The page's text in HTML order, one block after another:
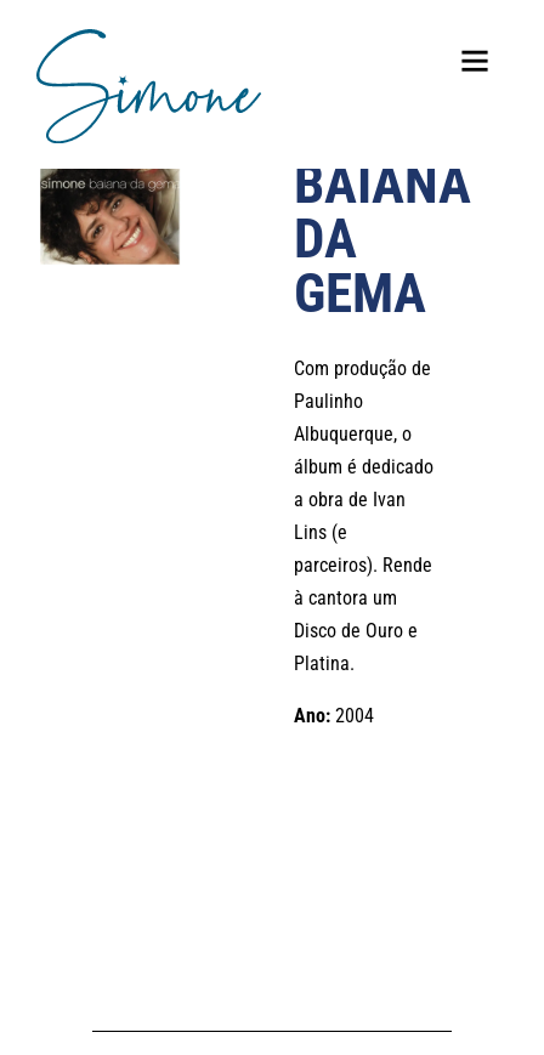
BAIANA
DA
GEMA
Com produção de
Paulinho
Albuquerque, o
álbum é dedicado
a obra de Ivan
Lins (e
parceiros). Rende
à cantora um
Disco de Ouro e
Platina.
Ano: 2004